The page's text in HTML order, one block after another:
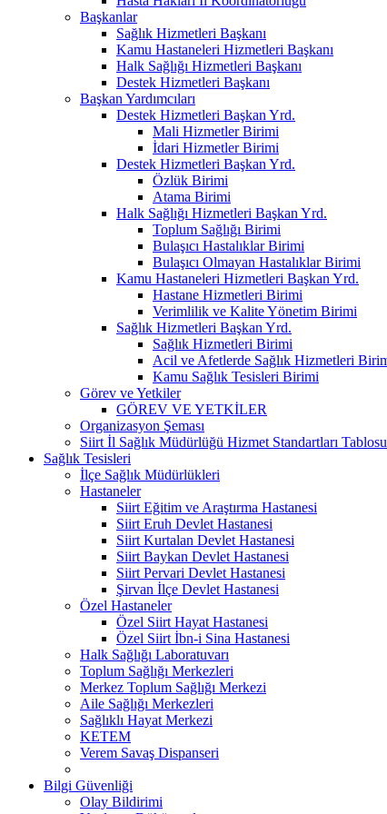
Başkanlar
Sağlık Hizmetleri Başkanı
Kamu Hastaneleri Hizmetleri Başkanı
Halk Sağlığı Hizmetleri Başkanı
Destek Hizmetleri Başkanı
Başkan Yardımcıları
Destek Hizmetleri Başkan Yrd.
Mali Hizmetler Birimi
İdari Hizmetler Birimi
Destek Hizmetleri Başkan Yrd.
Özlük Birimi
Atama Birimi
Halk Sağlığı Hizmetleri Başkan Yrd.
Toplum Sağlığı Birimi
Bulaşıcı Hastalıklar Birimi
Bulaşıcı Olmayan Hastalıklar Birimi
Kamu Hastaneleri Hizmetleri Başkan Yrd.
Hastane Hizmetleri Birimi
Verimlilik ve Kalite Yönetim Birimi
Sağlık Hizmetleri Başkan Yrd.
Sağlık Hizmetleri Birimi
Acil ve Afetlerde Sağlık Hizmetleri
Kamu Sağlık Tesisleri Birimi
Görev ve Yetkiler
GÖREV VE YETKİLER
Organizasyon Şeması
Siirt İl Sağlık Müdürlüğü Hizmet Standartları Tablosu
Sağlık Tesisleri
İlçe Sağlık Müdürlükleri
Hastaneler
Siirt Eğitim ve Araştırma Hastanesi
Siirt Eruh Devlet Hastanesi
Siirt Kurtalan Devlet Hastanesi
Siirt Baykan Devlet Hastanesi
Siirt Pervari Devlet Hastanesi
Şirvan İlçe Devlet Hastanesi
Özel Hastaneler
Özel Siirt Hayat Hastanesi
Özel Siirt İbn-i Sina Hastanesi
Halk Sağlığı Laboratuvarı
Toplum Sağlığı Merkezleri
Merkez Toplum Sağlığı Merkezi
Aile Sağlığı Merkezleri
Sağlıklı Hayat Merkezi
KETEM
Verem Savaş Dispanseri
Bilgi Güvenliği
Olay Bildirimi